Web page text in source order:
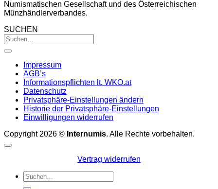
Numismatischen Gesellschaft und des Österreichischen
Münzhändlerverbandes.
SUCHEN
Impressum
AGB’s
Informationspflichten lt. WKO.at
Datenschutz
Privatsphäre-Einstellungen ändern
Historie der Privatsphäre-Einstellungen
Einwilligungen widerrufen
Copyright 2026 © Internumis. Alle Rechte vorbehalten.
Vertrag widerrufen
Suchen
nach: